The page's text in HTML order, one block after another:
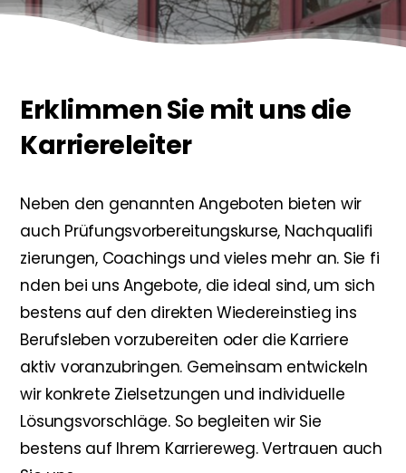
Erklimmen Sie mit uns die
Karriereleiter
Neben den genannten Angeboten bieten wir
auch Prüfungsvorbereitungskurse, Nachqualifi
zierungen, Coachings und vieles mehr an. Sie fi
nden bei uns Angebote, die ideal sind, um sich
bestens auf den direkten Wiedereinstieg ins
Berufsleben vorzubereiten oder die Karriere
aktiv voranzubringen. Gemeinsam entwickeln
wir konkrete Zielsetzungen und individuelle
Lösungsvorschläge. So begleiten wir Sie
bestens auf Ihrem Karriereweg. Vertrauen auch